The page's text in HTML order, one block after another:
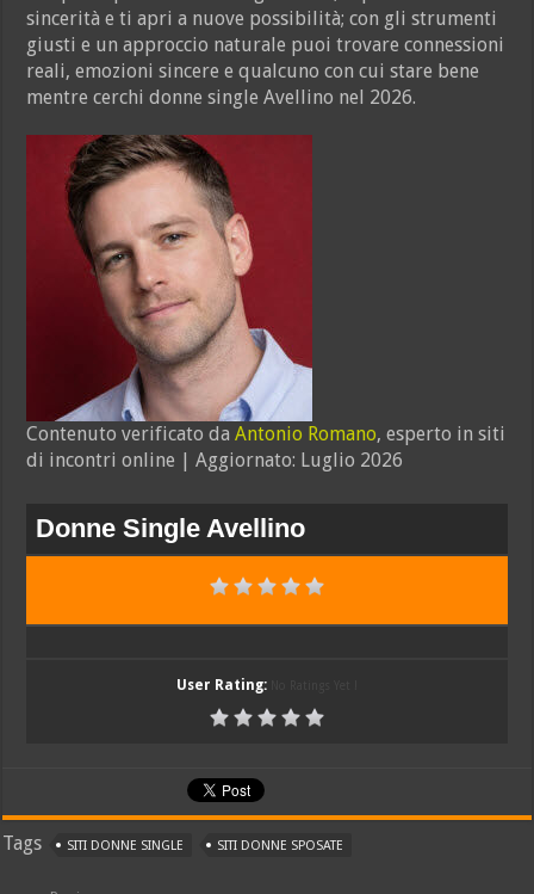
sincerità e ti apri a nuove possibilità; con gli strumenti
giusti e un approccio naturale puoi trovare connessioni
reali, emozioni sincere e qualcuno con cui stare bene
mentre cerchi donne single Avellino nel 2026.
Contenuto verificato daAntonio Romano, esperto in siti
di incontri online | Aggiornato: Luglio 2026
Donne Single Avellino
User Rating:
Tags SITI DONNE SINGLE SITI DONNE SPOSATE